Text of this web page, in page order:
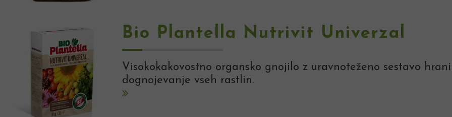
Bio Plantella Nutrivit Univerzal
Visokokakovostno organsko gnojilo z uravnoteženo sestavo
dognojevanje vseh rastlin.